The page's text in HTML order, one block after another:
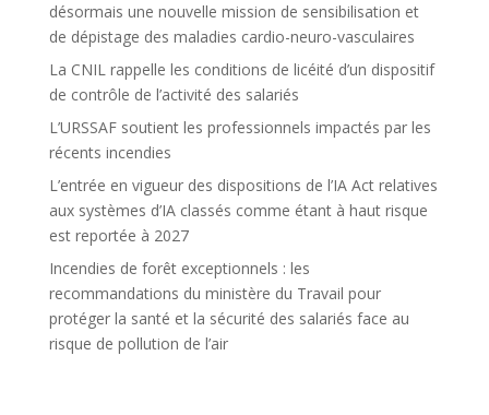
désormais une nouvelle mission de sensibilisation et
de dépistage des maladies cardio-neuro-vasculaires
La CNIL rappelle les conditions de licéité d’un dispositif
de contrôle de l’activité des salariés
L’URSSAF soutient les professionnels impactés par les
récents incendies
L’entrée en vigueur des dispositions de l’IA Act relatives
aux systèmes d’IA classés comme étant à haut risque
est reportée à 2027
Incendies de forêt exceptionnels : les
recommandations du ministère du Travail pour
protéger la santé et la sécurité des salariés face au
risque de pollution de l’air